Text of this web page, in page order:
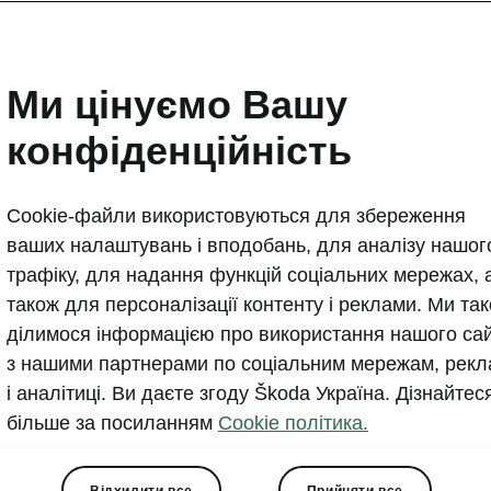
Отримати пропозицію
відповідають комбінованому циклу від мінімального до
Ми цінуємо Вашу
конфіденційність
Cookie-файли використовуються для збереження
ваших налаштувань і вподобань, для аналізу
трафіку, для надання функцій соціальних мережах,
також для персоналізації контенту і реклами. Ми
ділимося інформацією про використання нашого
з нашими партнерами по соціальним мережам,
і аналітиці. Ви даєте згоду Škoda Україна.
більше за посиланням Cookie політика.